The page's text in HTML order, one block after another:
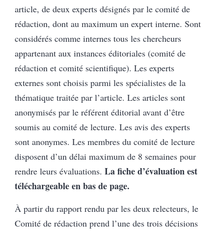
article, de deux experts désignés par le comité de
rédaction, dont au maximum un expert interne. Sont
considérés comme internes tous les chercheurs
appartenant aux instances éditoriales (comité de
rédaction et comité scientifique). Les experts
externes sont choisis parmi les spécialistes de la
thématique traitée par l’article. Les articles sont
anonymisés par le référent éditorial avant d’être
soumis au comité de lecture. Les avis des experts
sont anonymes. Les membres du comité de lecture
disposent d’un délai maximum de 8 semaines pour
rendre leurs évaluations. La fiche d’évaluation est
téléchargeable en bas de page.
À partir du rapport rendu par les deux relecteurs, le
Comité de rédaction prend l’une des trois décisions